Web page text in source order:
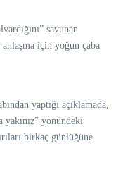
savunan
için yoğun çaba
yaptığı açıklamada,
yönündeki
birkaç günlüğüne